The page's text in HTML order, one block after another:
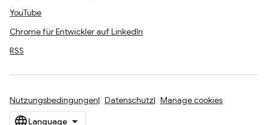
YouTube
Chrome für Entwickler auf LinkedIn
RSS
Nutzungsbedingungen Datenschutz Manage cookies